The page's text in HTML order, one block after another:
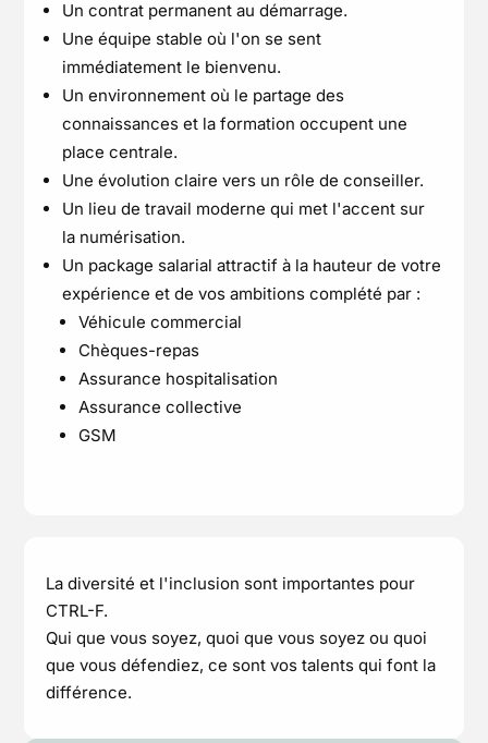
Un contrat permanent au démarrage.
Une équipe stable où l'on se sent
immédiatement le bienvenu.
Un environnement où le partage des
connaissances et la formation occupent une
place centrale.
Une évolution claire vers un rôle de conseiller.
Un lieu de travail moderne qui met l'accent sur
la numérisation.
Un package salarial attractif à la hauteur de votre
expérience et de vos ambitions complété par :
Véhicule commercial
Chèques-repas
Assurance hospitalisation
Assurance collective
GSM
La diversité et l'inclusion sont importantes pour
CTRL-F.
Qui que vous soyez, quoi que vous soyez ou quoi
que vous défendiez, ce sont vos talents qui font la
différence.